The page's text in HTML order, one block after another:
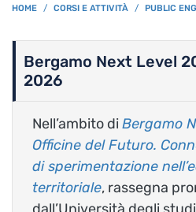
BREADCRUMB
HOME CORSI E ATTIVITÀ PUBLIC
Bergamo Next Level
2026
Nell’ambito di Bergamo
Officine del Futuro.
di sperimentazione
territoriale, rassegna